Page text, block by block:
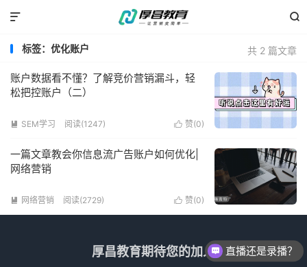


共 2 篇文章
标签：优化账户
账户数据看不懂？了解竞价营销漏斗，轻
松把控账户（二）
 赞(0)
 SEM学习 阅读(1247)
一篇文章教会你信息流广告账户如何优化|
网络营销
 赞(0)
 网络营销 阅读(2729)
厚昌教育期待您的加入 直播还是录播？